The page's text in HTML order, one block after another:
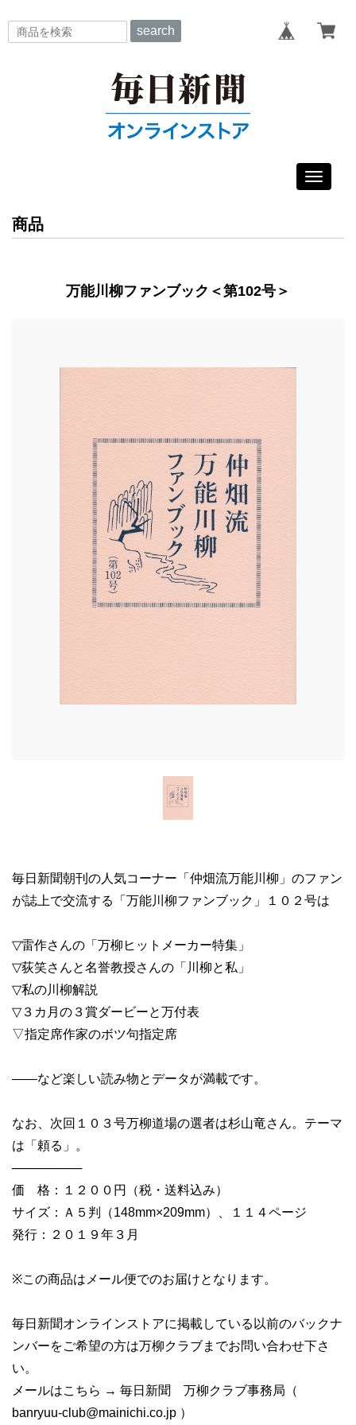
search
Toggle
商品
万能川柳ファンブック＜第102号＞
毎日新聞朝刊の人気コーナー「仲畑流万能川柳」のファン
が誌上で交流する「万能川柳ファンブック」１０２号は
▽雷作さんの「万柳ヒットメーカー特集」
▽荻笑さんと名誉教授さんの「川柳と私」
▽私の川柳解説
▽３カ月の３賞ダービーと万付表
▽指定席作家のボツ句指定席
――など楽しい読み物とデータが満載です。
なお、次回１０３号万柳道場の選者は杉山竜さん。テーマ
は「頼る」。
────────
価 格：１２００円（税・送料込み）
サイズ：Ａ５判（148mm×209mm）、１１４ページ
発行：２０１９年３月
※この商品はメール便でのお届けとなります。
毎日新聞オンラインストアに掲載している以前のバックナ
ンバーをご希望の方は万柳クラブまでお問い合わせ下さ
い。
メールはこちら → 毎日新聞 万柳クラブ事務局（
banryuu-club@mainichi.co.jp ）